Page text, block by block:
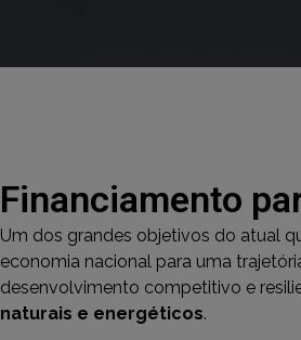
Financiamento
Um dos grandes objetivos do atual
economia nacional para uma
desenvolvimento competitivo e
naturais e energéticos.